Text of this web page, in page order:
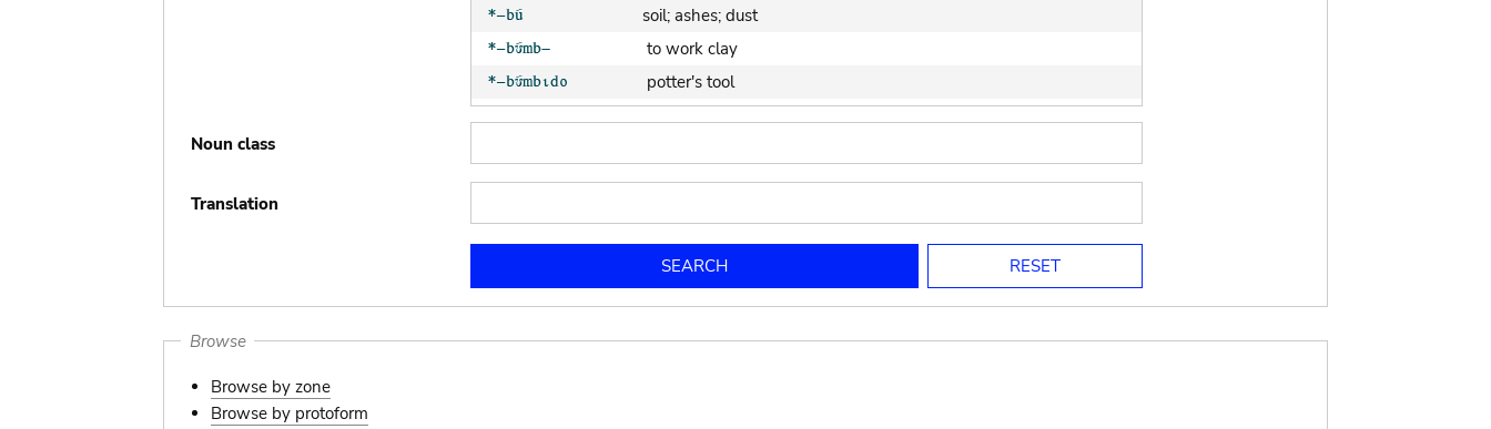
soil; ashes; dust
to work clay
potter's tool
clay soil
to mould pottery
pottery clay
Noun class
Translation
Browse
Browse by zone
Browse by protoform